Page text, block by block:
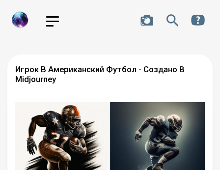
Игрок В Американский Футбол - Создано В
Midjourney